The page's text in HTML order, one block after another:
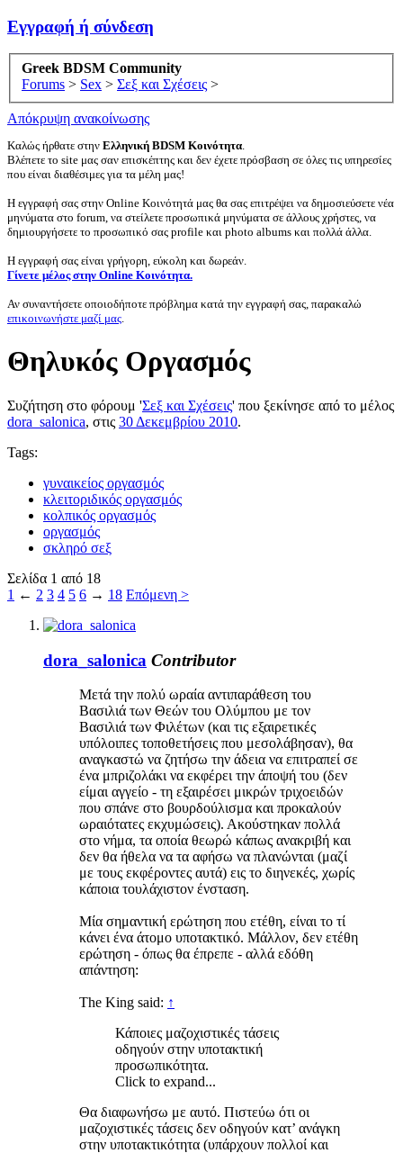
Εγγραφή ή σύνδεση
Greek BDSM Community
Forums > Sex > Σεξ και Σχέσεις >
Απόκρυψη ανακοίνωσης
Καλώς ήρθατε στην Ελληνική BDSM Κοινότητα.
Βλέπετε το site μας σαν επισκέπτης και δεν έχετε πρόσβαση σε όλες τις υπηρεσίες
που είναι διαθέσιμες για τα μέλη μας!
Η εγγραφή σας στην Online Κοινότητά μας θα σας επιτρέψει να δημοσιεύσετε νέα
μηνύματα στο forum, να στείλετε προσωπικά μηνύματα σε άλλους χρήστες, να
δημιουργήσετε το προσωπικό σας profile και photo albums και πολλά άλλα.
Η εγγραφή σας είναι γρήγορη, εύκολη και δωρεάν.
Γίνετε μέλος στην Online Κοινότητα.
Αν συναντήσετε οποιοδήποτε πρόβλημα κατά την εγγραφή σας, παρακαλώ
επικοινωνήστε μαζί μας.
Θηλυκός Οργασμός
Συζήτηση στο φόρουμ 'Σεξ και Σχέσεις' που ξεκίνησε από το μέλος
dora_salonica, στις 30 Δεκεμβρίου 2010.
Tags:
γυναικείος οργασμός
κλειτοριδικός οργασμός
κολπικός οργασμός
οργασμός
σκληρό σεξ
Σελίδα 1 από 18
1 ← 2 3 4 5 6 → 18 Επόμενη >
dora_salonica Contributor
Μετά την πολύ ωραία αντιπαράθεση του
Βασιλιά των Θεών του Ολύμπου με τον
Βασιλιά των Φιλέτων (και τις εξαιρετικές
υπόλοιπες τοποθετήσεις που μεσολάβησαν), θα
αναγκαστώ να ζητήσω την άδεια να επιτραπεί σε
ένα μπριζολάκι να εκφέρει την άποψή του (δεν
είμαι αγγείο - τη εξαιρέσει μικρών τριχοειδών
που σπάνε στο βουρδούλισμα και προκαλούν
ωραιότατες εκχυμώσεις). Ακούστηκαν πολλά
στο νήμα, τα οποία θεωρώ κάπως ανακριβή και
δεν θα ήθελα να τα αφήσω να πλανώνται (μαζί
με τους εκφέροντες αυτά) εις το διηνεκές, χωρίς
κάποια τουλάχιστον ένσταση.
Μία σημαντική ερώτηση που ετέθη, είναι το τί
κάνει ένα άτομο υποτακτικό. Μάλλον, δεν ετέθη
ερώτηση - όπως θα έπρεπε - αλλά εδόθη
απάντηση:
The King said: ↑
Κάποιες μαζοχιστικές τάσεις
οδηγούν στην υποτακτική
προσωπικότητα.
Click to expand...
Θα διαφωνήσω με αυτό. Πιστεύω ότι οι
μαζοχιστικές τάσεις δεν οδηγούν κατ’ ανάγκη
στην υποτακτικότητα (υπάρχουν πολλοί και